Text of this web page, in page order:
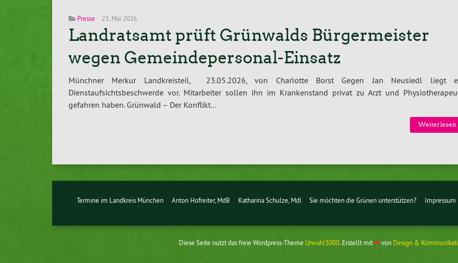
Presse 23. Mai 2026
Landratsamt prüft Grünwalds Bürgermeister
wegen Gemeindepersonal-Einsatz
Münchner Merkur Landkreisteil, 23.05.2026, von Charlotte Borst Gegen Jan Neusiedl liegt
Dienstaufsichtsbeschwerde vor. Mitarbeiter sollen ihn im Krankenstand privat zu Arzt und
gefahren haben. Grünwald – Der Konflikt…
Weiterlesen
Termine im Landkreis München Anton Hofreiter, MdB Katharina Schulze, Mdl Sie möchten die Grünen unterstützen? Impressum
Diese Seite nutzt das freie Wordpress-Theme Urwahl3000. Erstellt mit❤ von Design &